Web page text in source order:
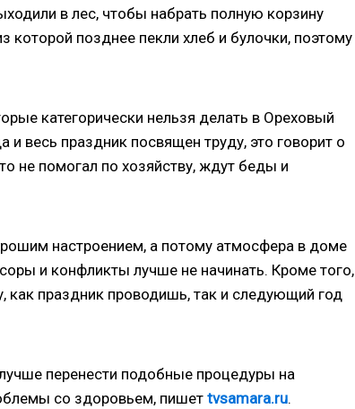
в лес, чтобы набрать полную корзину
позднее пекли хлеб и булочки, поэтому
категорически нельзя делать в Ореховый
и весь праздник посвящен труду, это говорит о
не помогал по хозяйству, ждут беды и
настроением, а потому атмосфера в доме
и конфликты лучше не начинать. Кроме того,
как праздник проводишь, так и следующий год
перенести подобные процедуры на
со здоровьем, пишет tvsamara.ru.